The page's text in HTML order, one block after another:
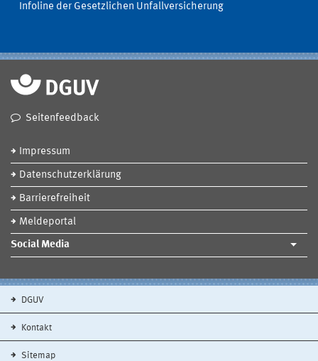
Infoline der Gesetzlichen Unfallversicherung
Seitenfeedback
Impressum
Datenschutzerklärung
Barrierefreiheit
Meldeportal
Social Media
DGUV
Kontakt
Sitemap